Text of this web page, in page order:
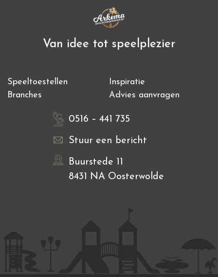
Van idee tot speelplezier
Speeltoestellen
Inspiratie
Branches
Advies aanvragen
0516 – 441 735
Stuur een bericht
Buurstede 11
8431 NA Oosterwolde